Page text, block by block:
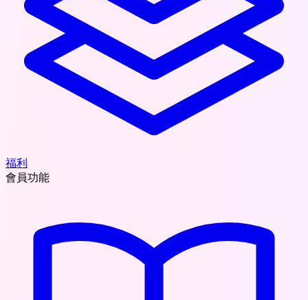
福利
會員功能